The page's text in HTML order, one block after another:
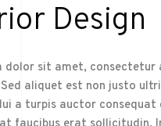
Design
dolor sit amet,
aliquet est non justo
a turpis auctor